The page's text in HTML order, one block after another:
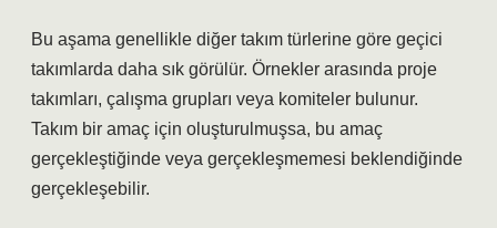
Bu aşama genellikle diğer takım türlerine göre geçici
takımlarda daha sık görülür. Örnekler arasında proje
takımları, çalışma grupları veya komiteler bulunur.
Takım bir amaç için oluşturulmuşsa, bu amaç
gerçekleştiğinde veya gerçekleşmemesi beklendiğinde
gerçekleşebilir.